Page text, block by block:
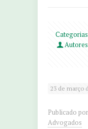
Categorias
Autores
23 de março
Publicado por
Advogados